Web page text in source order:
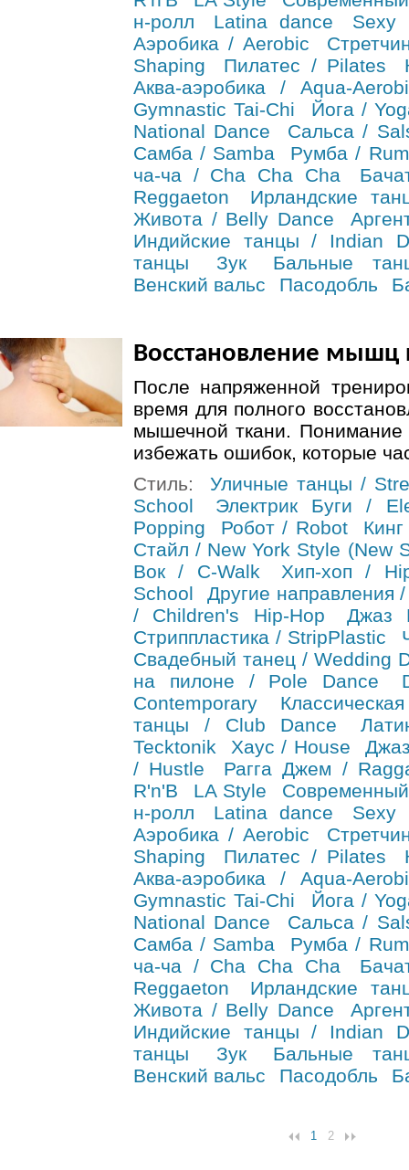
н-ролл
Latina dance
Sexy
Аэробика / Aerobic
Shaping
Пилатес / Pilates
Аква-аэробика / Aqua-
Gymnastic Tai-Chi
Йога /
National Dance
Сальса /
Самба / Samba
Румба /
ча-ча / Cha Cha Cha
Reggaeton
Ирландские
Живота / Belly Dance
Индийские танцы / Indian
танцы
Зук
Бальные
Венский вальс
Пасодобль
Восстановление мышц
После напряженной
время для полного
мышечной ткани. Понимание
избежать ошибок, которые
Стиль:
Уличные танцы /
School
Электрик Буги /
Popping
Робот / Robot
Стайл / New York Style (New
Вок / C-Walk
Хип-хоп /
School
Другие направления
/ Children's Hip-Hop
Джаз
Стриппластика / StripPlastic
Свадебный танец / Wedding
на пилоне / Pole Dance
Contemporary
танцы / Club Dance
Tecktonik
Хаус / House
/ Hustle
Рагга Джем /
R'n'B
LA Style
н-ролл
Latina dance
Sexy
Аэробика / Aerobic
Shaping
Пилатес / Pilates
Аква-аэробика / Aqua-
Gymnastic Tai-Chi
Йога /
National Dance
Сальса /
Самба / Samba
Румба /
ча-ча / Cha Cha Cha
Reggaeton
Ирландские
Живота / Belly Dance
Индийские танцы / Indian
танцы
Зук
Бальные
Венский вальс
Пасодобль
1 2